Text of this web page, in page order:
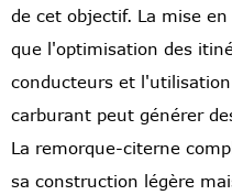
de cet objectif. La mise
que l'optimisation des
conducteurs et
carburant peut générer
La remorque-citerne
sa construction légère